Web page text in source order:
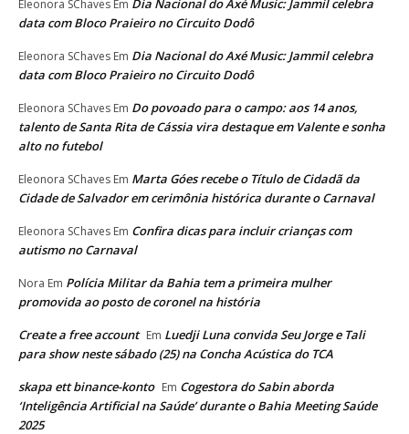
Eleonora SChaves Em
data com Bloco Praieiro no Circuito Dodô
Eleonora SChaves Em Dia Nacional do Axé Music: Jammil celebra
data com Bloco Praieiro no Circuito Dodô
Eleonora SChaves Em Do povoado para o campo: aos 14 anos,
talento de Santa Rita de Cássia vira destaque em Valente e sonha
alto no futebol
Eleonora SChaves Em Marta Góes recebe o Título de Cidadã da
Cidade de Salvador em cerimônia histórica durante o Carnaval
Eleonora SChaves Em Confira dicas para incluir crianças com
autismo no Carnaval
Nora Em Polícia Militar da Bahia tem a primeira mulher
promovida ao posto de coronel na história
Create a free account Em Luedji Luna convida Seu Jorge e Tali
para show neste sábado (25) na Concha Acústica do TCA
skapa ett binance-konto Em Cogestora do Sabin aborda
‘Inteligência Artificial na Saúde’ durante o Bahia Meeting Saúde
2025